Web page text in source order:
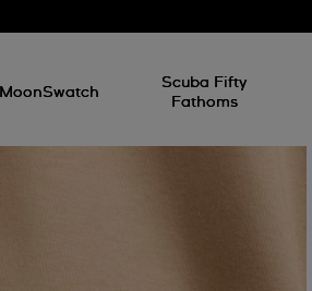
MoonSwatch
Scuba Fifty
Fathoms